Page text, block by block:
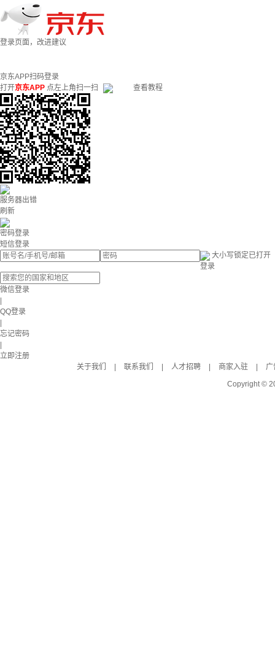
登录页面，改进建议
京东APP扫码登录
打开京东APP 点左上角扫一扫 查看教程
服务器出错
刷新
密码登录
短信登录
大小写锁定已打开
登录
微信登录
QQ登录
忘记密码
立即注册
关于我们
联系我们 人才招聘 商家入驻
Copyright ©